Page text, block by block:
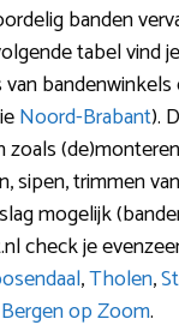
banden
tabel vind je
bandenwinkels
Noord-Brabant).
sipen, trimmen
mogelijk
check je
,Tholen,
Bergen op Zoom.